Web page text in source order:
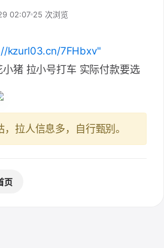
02:07 25 次浏览
kzurl03.cn/7FHbxv"
猪 拉小号打车 实际付款要选
拉人信息多，自行甄别。
页